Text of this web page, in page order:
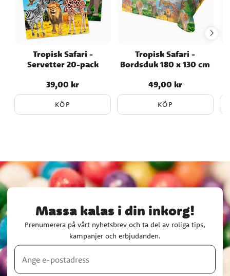
Tropisk Safari -
Servetter 20-pack
Pris: 39,00 kr
39,00 kr
KÖP
Tropisk Safari -
Bordsduk 180 x 130 cm
Pris: 49,00 kr
49,00 kr
KÖP
Massa kalas i din inkorg!
Prenumerera på vårt nyhetsbrev och ta del av roliga tips,
kampanjer och erbjudanden.